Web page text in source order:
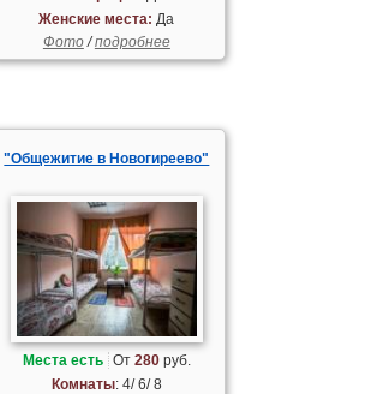
Женские места: Да
Фото/подробнее
"Общежитие в Новогиреево"
Места есть От 280руб.
Комнаты: 4/ 6/ 8